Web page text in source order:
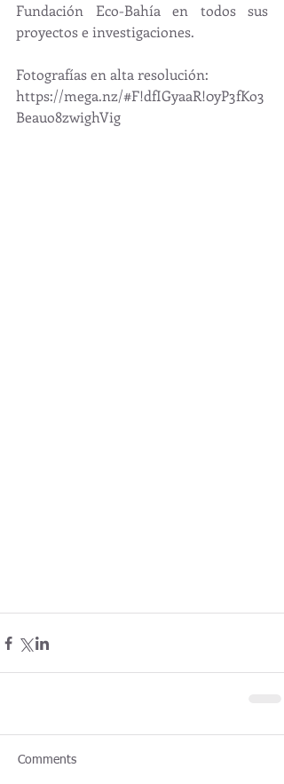
Fundación Eco-Bahía en todos sus
proyectos e investigaciones.
Fotografías en alta resolución:
https://mega.nz/#F!dfIGyaaR!0yP3fKo3
Beauo8zwighVig
Comments